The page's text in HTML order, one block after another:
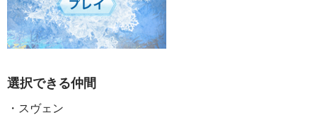
選択できる仲間
・スヴェン